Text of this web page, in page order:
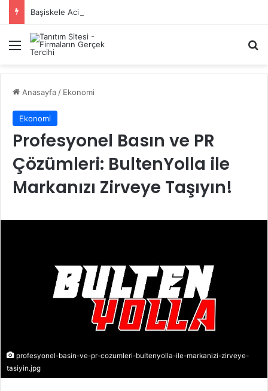
Başiskele Acil Çilingir Hizmeti İçin Doğru Adres Neresi?
Menü
Anasayfa / Ekonomi
Ekonomi
Profesyonel Basın ve PR
Çözümleri: BultenYolla ile
Markanızı Zirveye Taşıyın!
profesyonel-basin-ve-pr-cozumleri-bultenyolla-ile-markanizi-zirveye-
tasiyin.jpg